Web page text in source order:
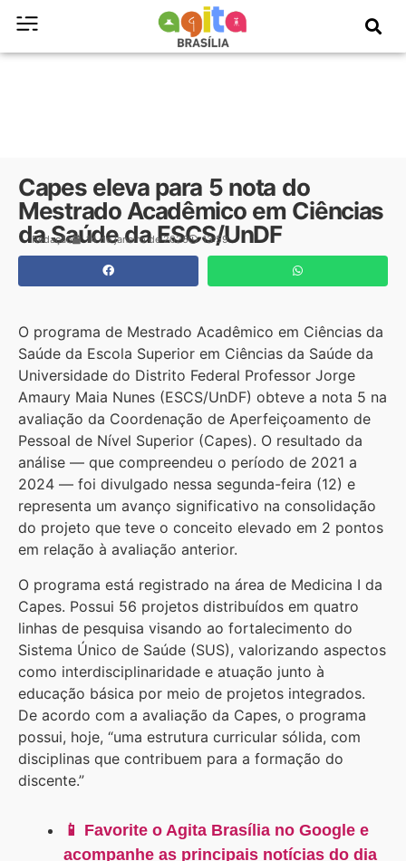
Capes eleva para 5 nota do
Mestrado Acadêmico em Ciências
da Saúde da ESCS/UnDF
Redação 14 de janeiro de 2026 13:59
O programa de Mestrado Acadêmico em Ciências da
Saúde da Escola Superior em Ciências da Saúde da
Universidade do Distrito Federal Professor Jorge
Amaury Maia Nunes (ESCS/UnDF) obteve a nota 5 na
avaliação da Coordenação de Aperfeiçoamento de
Pessoal de Nível Superior (Capes). O resultado da
análise ― que compreendeu o período de 2021 a
2024 ― foi divulgado nessa segunda-feira (12) e
representa um avanço significativo na consolidação
do projeto que teve o conceito elevado em 2 pontos
em relação à avaliação anterior.
O programa está registrado na área de Medicina I da
Capes. Possui 56 projetos distribuídos em quatro
linhas de pesquisa visando ao fortalecimento do
Sistema Único de Saúde (SUS), valorizando aspectos
como interdisciplinaridade e atuação junto à
educação básica por meio de projetos integrados.
De acordo com a avaliação da Capes, o programa
possui, hoje, “uma estrutura curricular sólida, com
disciplinas que contribuem para a formação do
discente.”
📱 Favorite o Agita Brasília no Google e
acompanhe as principais notícias do dia